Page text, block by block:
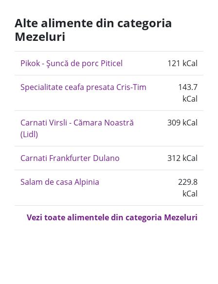
Alte alimente din categoria
Mezeluri
Pikok - Șuncă de porc Piticel 121 kCal
Specialitate ceafa presata Cris-Tim
143.7
kCal
Carnati Virsli - Cămara Noastră
(Lidl)
309 kCal
Carnati Frankfurter Dulano 312 kCal
Salam de casa Alpinia
229.8
kCal
Vezi toate alimentele din categoria Mezeluri